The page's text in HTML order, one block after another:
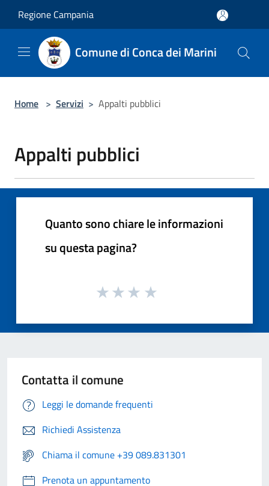
Regione Campania
Comune di Conca dei Marini
Home > Servizi > Appalti pubblici
Appalti pubblici
Quanto sono chiare le informazioni
su questa pagina?
Contatta il comune
Leggi le domande frequenti
Richiedi Assistenza
Chiama il comune +39 089.831301
Prenota un appuntamento